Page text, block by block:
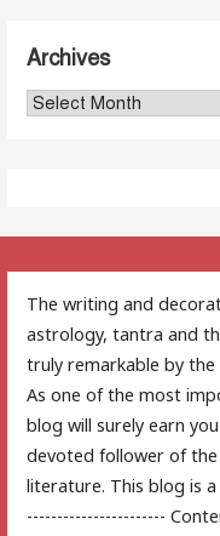
Archives
Archives
The writing and
astrology, tantra and
truly remarkable by the
As one of the most
blog will surely earn
devoted follower of
literature. This blog is
-----------------------